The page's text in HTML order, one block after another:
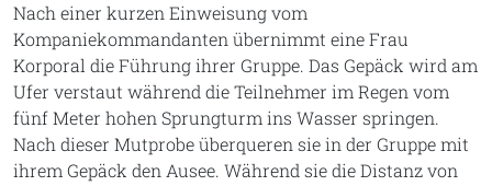
Nach einer kurzen Einweisung vom
Kompaniekommandanten übernimmt eine Frau
Korporal die Führung ihrer Gruppe. Das Gepäck wird am
Ufer verstaut während die Teilnehmer im Regen vom
fünf Meter hohen Sprungturm ins Wasser springen.
Nach dieser Mutprobe überqueren sie in der Gruppe mit
ihrem Gepäck den Ausee. Während sie die Distanz von